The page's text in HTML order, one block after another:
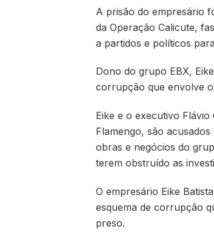
A prisão do empresário
da Operação Calicute,
a partidos e políticos
Dono do grupo EBX,
corrupção que envolve
Eike e o executivo
Flamengo, são
obras e negócios do
terem obstruído as
O empresário Eike
esquema de corrupção
preso.